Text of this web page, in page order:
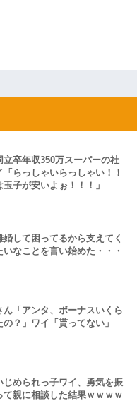
立卒年収350万スーパーの社
「らっしゃいらっしゃい！！
玉子が安いよぉ！！！」
婚して困ってるから支えてく
いなことを言い始めた・・・
ん「アンタ、ボーナスいくら
の？」ワイ「貰ってない」
じめられっ子ワイ、勇気を振
て親に相談した結果ｗｗｗｗ